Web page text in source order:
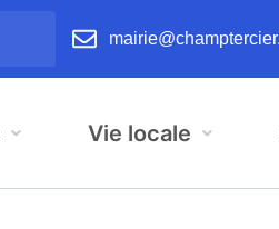
Vie locale